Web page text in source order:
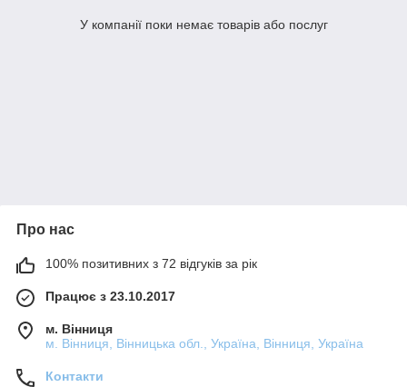
У компанії поки немає товарів або послуг
Про нас
100% позитивних з 72 відгуків за рік
Працює з 23.10.2017
м. Вінниця
м. Вінниця, Вінницька обл., Україна, Вінниця, Україна
Контакти